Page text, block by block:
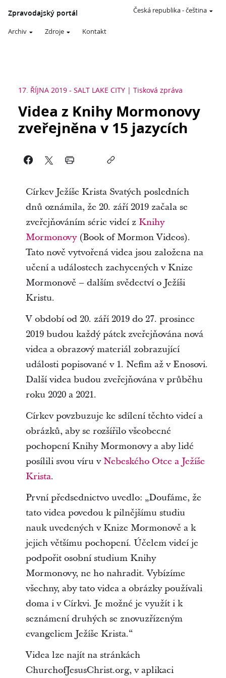
Zpravodajský portál
Archiv Zdroje Kontakt
Česká republika-čeština
17. ŘÍJNA 2019 - SALT LAKE CITY Tisková zpráva
Videa z Knihy Mormonovy
zveřejněna v 15 jazycích
Církev Ježíše Krista Svatých posledních
dnů oznámila, že 20. září 2019 začala se
zveřejňováním série videí z Knihy
Mormonovy(Book of Mormon Videos).
Tato nově vytvořená videa jsou založena na
učení a událostech zachycených v Knize
Mormonově – dalším svědectví o Ježíši
Kristu.
V období od 20. září 2019 do 27. prosince
2019 budou každý pátek zveřejňována nová
videa a obrazový materiál zobrazující
události popisované v 1. Nefim až v Enosovi.
Další videa budou zveřejňována v průběhu
roku 2020 a 2021.
Církev povzbuzuje ke sdílení těchto videí a
obrázků, aby se rozšířilo všeobecné
pochopení Knihy Mormonovy a aby lidé
posílili svou víru vNebeského Otce a Ježíše
Krista.
První předsednictvo uvedlo: „Doufáme, že
tato videa povedou k pilnějšímu studiu
nauk uvedených v Knize Mormonově a k
jejich většímu pochopení. Účelem videí je
podpořit osobní studium Knihy
Mormonovy, ne ho nahradit. Vybízíme
všechny, aby tato videa a obrázky používali
doma i v Církvi. Je možné je využít i k
seznámení druhých se znovuzřízeným
evangeliem Ježíše Krista.“
Videa lze najít na stránkách
ChurchofJesusChrist.org, v aplikaci